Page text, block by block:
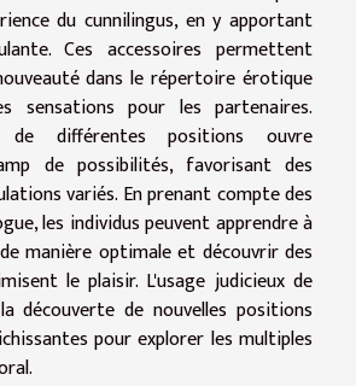
du cunnilingus, en y apportant
Ces accessoires permettent
dans le répertoire érotique
sensations pour les partenaires.
de différentes positions ouvre
de possibilités, favorisant des
variés. En prenant compte des
les individus peuvent apprendre à
manière optimale et découvrir des
le plaisir. L'usage judicieux de
découverte de nouvelles positions
pour explorer les multiples